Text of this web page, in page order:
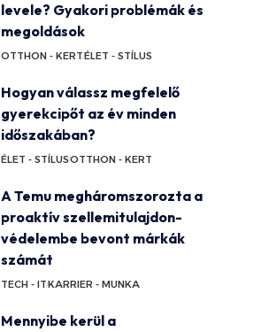
levele? Gyakori problémák és
megoldások
OTTHON - KERTÉLET - STÍLUS
Hogyan válassz megfelelő
gyerekcipőt az év minden
időszakában?
ÉLET - STÍLUSOTTHON - KERT
A Temu megháromszorozta a
proaktív szellemitulajdon-
védelembe bevont márkák
számát
TECH - ITKARRIER - MUNKA
Mennyibe kerül a